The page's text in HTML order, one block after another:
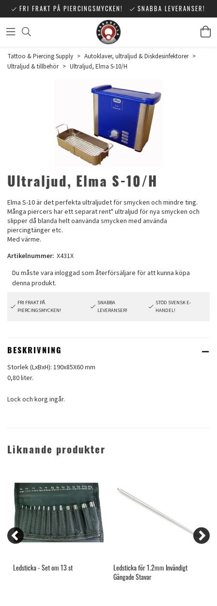
FRI FRAKT PÅ PIERCINGSMYCKEN! SNABBA LEVERANSER!
Tattoo & Piercing Supply > Autoklaver, ultraljud & Diskdesinfektorer >
Ultraljud & tillbehör > Ultraljud, Elma S-10/H
Ultraljud, Elma S-10/H
Elma S-10 är det perfekta ultraljudet för smycken och mindre ting.
Många piercers har ett separat rent" ultraljud för nya smycken och
slipper då blanda helt oanvända smycken med använda
piercingtänger etc.
Med värme.
Artikelnummer: X431X
FRI FRAKT PÅ
PIERCINGSMYCKEN!
SNABBA
LEVERANSER!
STÖD SVENSK E-
HANDEL!
BESKRIVNING
Storlek (LxBxH): 190x85X60 mm
0,80 liter.
Lock och korg ingår.
Liknande produkter
Ledsticka - Set om 13 st
Ledsticka för 1.2mm Invändigt
Gängade Stavar